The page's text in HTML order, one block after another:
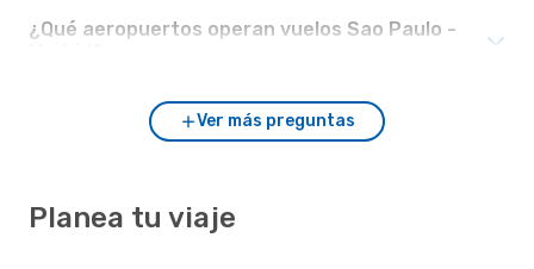
¿Qué aeropuertos operan vuelos Sao Paulo -
Ver más preguntas
Planea tu viaje